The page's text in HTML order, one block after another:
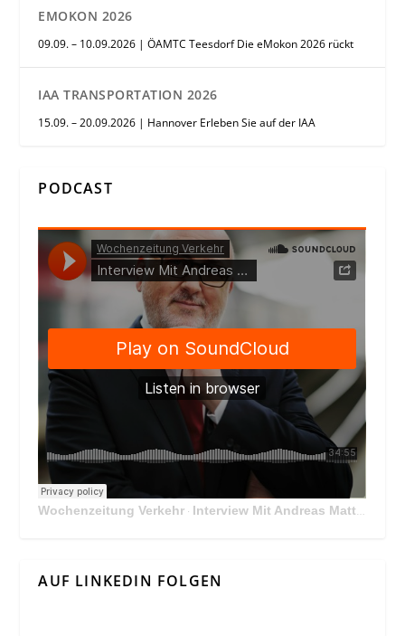
EMOKON 2026
09.09. – 10.09.2026 | ÖAMTC Teesdorf Die eMokon 2026 rückt
IAA TRANSPORTATION 2026
15.09. – 20.09.2026 | Hannover Erleben Sie auf der IAA
PODCAST
Wochenzeitung Verkehr · Interview Mit Andreas Matthä, CEO der ÖBB Holding
AUF LINKEDIN FOLGEN